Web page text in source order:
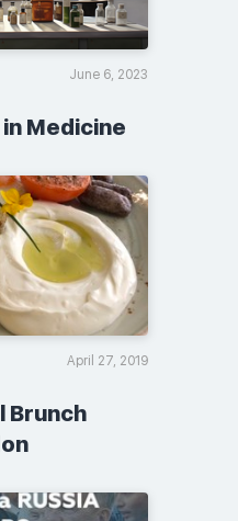
June 6, 2023
Medicine
April 27, 2019
Brunch